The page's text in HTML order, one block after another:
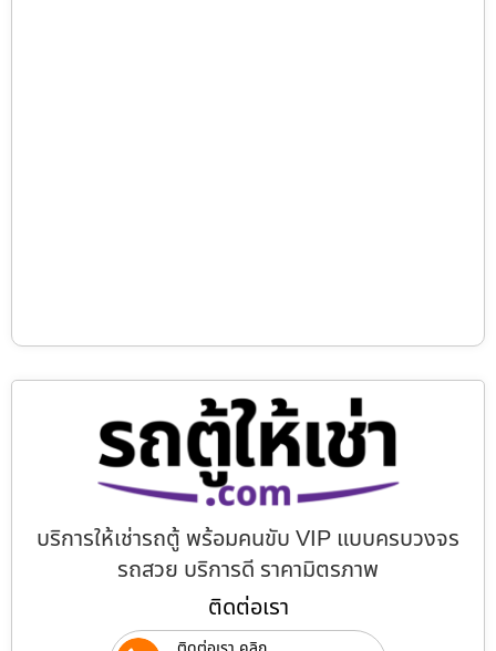
บริการให้เช่ารถตู้ พร้อมคนขับ VIP แบบครบวงจร
รถสวย บริการดี ราคามิตรภาพ
ติดต่อเรา